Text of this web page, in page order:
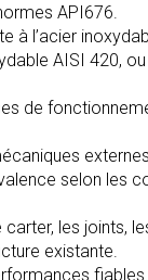
API676.
à l’acier
AISI 420,
de
selon les
les joints,
existante.